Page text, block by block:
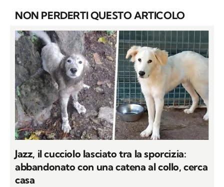
NON PERDERTI QUESTO ARTICOLO
Jazz, il cucciolo lasciato tra la sporcizia:
abbandonato con una catena al collo, cerca
casa